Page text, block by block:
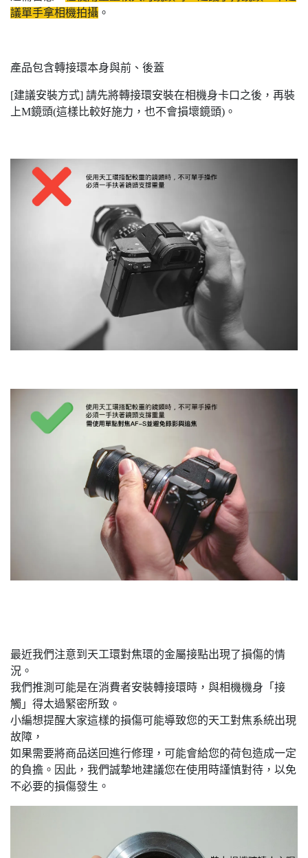
議單手拿相機拍攝 。
產品包含轉接環本身與前、後蓋
[建議安裝方式] 請先將轉接環安裝在相機身卡口之後，再裝
上M鏡頭(這樣比較好施力，也不會損壞鏡頭)。
最近我們注意到天工環對焦環的金屬接點出現了損傷的情
況。
我們推測可能是在消費者安裝轉接環時，與相機機身「接
觸」得太過緊密所致。
小編想提醒大家這樣的損傷可能導致您的天工對焦系統出現
故障，
如果需要將商品送回進行修理，可能會給您的荷包造成一定
的負擔。因此，我們誠摯地建議您在使用時謹慎對待，以免
不必要的損傷發生。